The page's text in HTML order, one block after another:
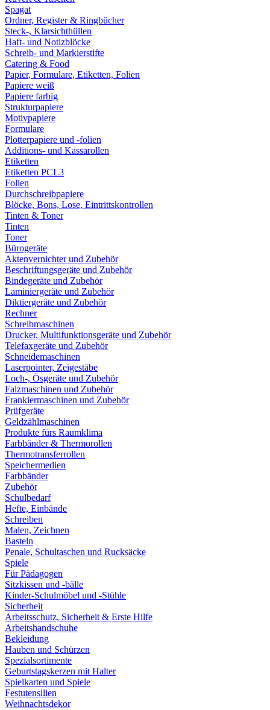
Spagat
Ordner, Register & Ringbücher
Steck-, Klarsichthüllen
Haft- und Notizblöcke
Schreib- und Markierstifte
Catering & Food
Papier, Formulare, Etiketten, Folien
Papiere weiß
Papiere farbig
Strukturpapiere
Motivpapiere
Formulare
Plotterpapiere und -folien
Additions- und Kassarollen
Etiketten
Etiketten PCL3
Folien
Durchschreibpapiere
Blöcke, Bons, Lose, Eintrittskontrollen
Tinten & Toner
Tinten
Toner
Bürogeräte
Aktenvernichter und Zubehör
Beschriftungsgeräte und Zubehör
Bindegeräte und Zubehör
Laminiergeräte und Zubehör
Diktiergeräte und Zubehör
Rechner
Schreibmaschinen
Drucker, Multifunktionsgeräte und Zubehör
Telefaxgeräte und Zubehör
Schneidemaschinen
Laserpointer, Zeigestäbe
Loch-, Ösgeräte und Zubehör
Falzmaschinen und Zubehör
Frankiermaschinen und Zubehör
Prüfgeräte
Geldzählmaschinen
Produkte fürs Raumklima
Farbbänder & Thermorollen
Thermotransferrollen
Speichermedien
Farbbänder
Zubehör
Schulbedarf
Hefte, Einbände
Schreiben
Malen, Zeichnen
Basteln
Penale, Schultaschen und Rucksäcke
Spiele
Für Pädagogen
Sitzkissen und -bälle
Kinder-Schulmöbel und -Stühle
Sicherheit
Arbeitsschutz, Sicherheit & Erste Hilfe
Arbeitshandschuhe
Bekleidung
Hauben und Schürzen
Spezialsortimente
Geburtstagskerzen mit Halter
Spielkarten und Spiele
Festutensilien
Weihnachtsdekor